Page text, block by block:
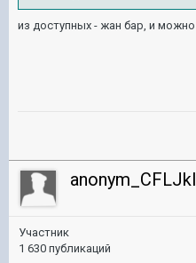
из доступных - жан бар, и можно
Участник
1 630 публикаций